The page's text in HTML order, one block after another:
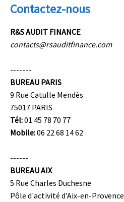
Contactez-nous
R&S AUDIT FINANCE
contacts@rsauditfinance.com
-------
BUREAU PARIS
9 Rue Catulle Mendès
75017 PARIS
Tél:01 45 78 70 77
Mobile:06 22 68 14 62
------
BUREAU AIX
5 Rue Charles Duchesne
Pôle d'activité d'Aix-en-Provence